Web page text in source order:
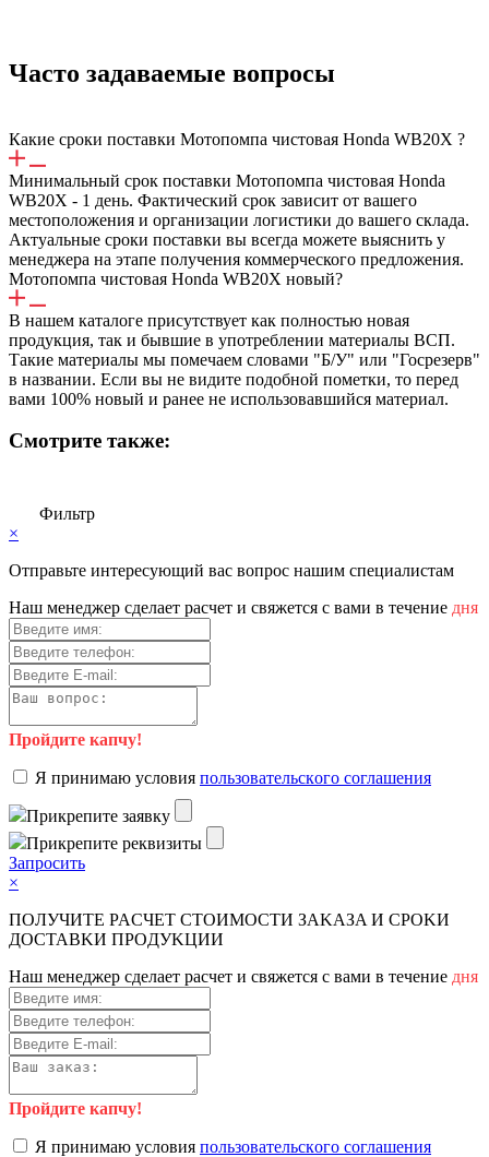
Часто задаваемые вопросы
Какие сроки поставки Мотопомпа чистовая Honda WB20X ?
Минимальный срок поставки Мотопомпа чистовая Honda
WB20X - 1 день. Фактический срок зависит от вашего
местоположения и организации логистики до вашего склада.
Актуальные сроки поставки вы всегда можете выяснить у
менеджера на этапе получения коммерческого предложения.
Мотопомпа чистовая Honda WB20X новый?
В нашем каталоге присутствует как полностью новая
продукция, так и бывшие в употреблении материалы ВСП.
Такие материалы мы помечаем словами "Б/У" или "Госрезерв"
в названии. Если вы не видите подобной пометки, то перед
вами 100% новый и ранее не использовавшийся материал.
Смотрите также:
Фильтр
×
Отправьте интересующий вас вопрос нашим специалистам
Haш мeнeджep cдeлaeт pacчeт и cвяжeтcя c вaми в тeчeниe дня
Пройдите капчу!
Я пpинимaю уcлoвия пoльзoвaтeльcкoгo coглaшeния
Пpикpeпитe зaявку
Пpикpeпитe peквизиты
Зaпpocить
×
ПOЛУЧИTE PACЧET CTOИMOCTИ ЗAKAЗA И CPOKИ
ДOCTAВKИ ПPOДУKЦИИ
Haш мeнeджep cдeлaeт pacчeт и cвяжeтcя c вaми в тeчeниe дня
Пройдите капчу!
Я пpинимaю уcлoвия пoльзoвaтeльcкoгo coглaшeния